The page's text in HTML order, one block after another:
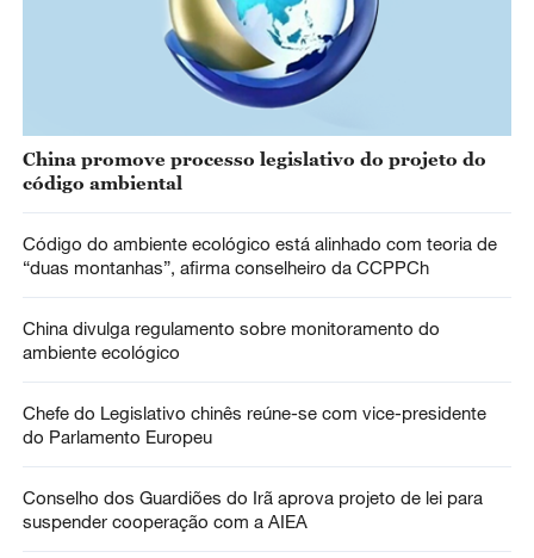
China promove processo legislativo do projeto do
código ambiental
Código do ambiente ecológico está alinhado com teoria de
“duas montanhas”, afirma conselheiro da CCPPCh
China divulga regulamento sobre monitoramento do
ambiente ecológico
Chefe do Legislativo chinês reúne-se com vice-presidente
do Parlamento Europeu
Conselho dos Guardiões do Irã aprova projeto de lei para
suspender cooperação com a AIEA